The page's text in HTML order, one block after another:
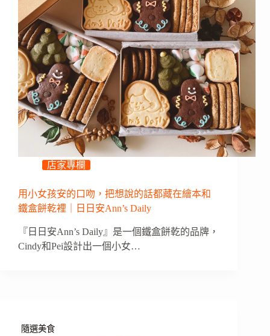
店家專欄
用小女孩安的口吻，把想說的話都藏在繪本和
鐵盒餅乾裡｜日日安Ann’s Daily
『日日安Ann’s Daily』是一個鐵盒餅乾的品牌，
Cindy和Pei設計出一個小女…
隨選美食